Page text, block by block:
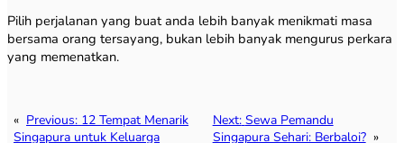
Pilih perjalanan yang buat anda lebih banyak menikmati masa
bersama orang tersayang, bukan lebih banyak mengurus perkara
yang memenatkan.
« Previous: 12 Tempat Menarik
Singapura untuk Keluarga
Next: Sewa Pemandu
Singapura Sehari: Berbaloi? »